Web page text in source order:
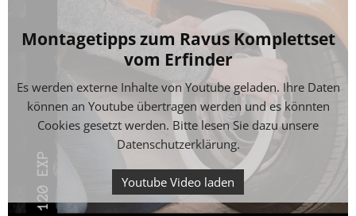
Montagetipps zum Ravus Komplettset
vom Erfinder
Es werden externe Inhalte von Youtube geladen. Ihre Daten
können an Youtube übertragen werden und es könnten
Cookies gesetzt werden. Bitte lesen Sie dazu unsere
Datenschutzerklärung.
Youtube Video laden